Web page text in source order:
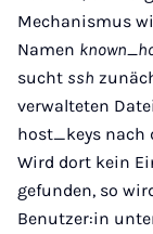
Mechanismus
Namen
sucht ssh
verwalteten
host_keys nach
Wird dort kein
gefunden, so
Benutzer:in